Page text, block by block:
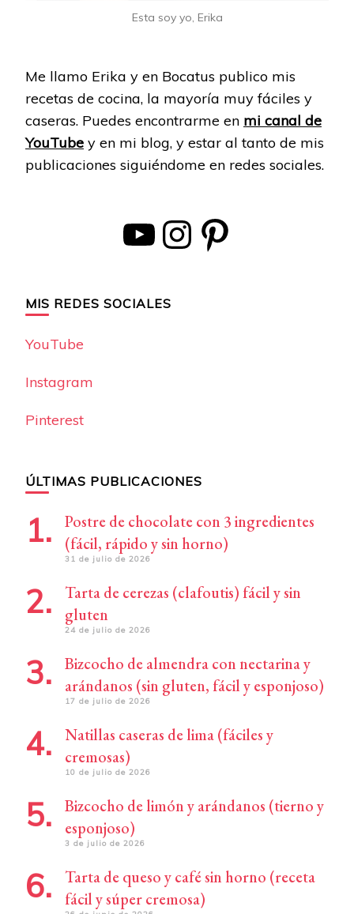
Esta soy yo, Erika
Me llamo Erika y en Bocatus publico mis
recetas de cocina, la mayoría muy fáciles y
caseras. Puedes encontrarme en mi canal de
YouTube y en mi blog, y estar al tanto de mis
publicaciones siguiéndome en redes sociales.
YouTube Instagram Pinterest
MIS REDES SOCIALES
YouTube
Instagram
Pinterest
ÚLTIMAS PUBLICACIONES
Postre de chocolate con 3 ingredientes
(fácil, rápido y sin horno)
31 de julio de 2026
Tarta de cerezas (clafoutis) fácil y sin
gluten
24 de julio de 2026
Bizcocho de almendra con nectarina y
arándanos (sin gluten, fácil y esponjoso)
17 de julio de 2026
Natillas caseras de lima (fáciles y
cremosas)
10 de julio de 2026
Bizcocho de limón y arándanos (tierno y
esponjoso)
3 de julio de 2026
Tarta de queso y café sin horno (receta
fácil y súper cremosa)